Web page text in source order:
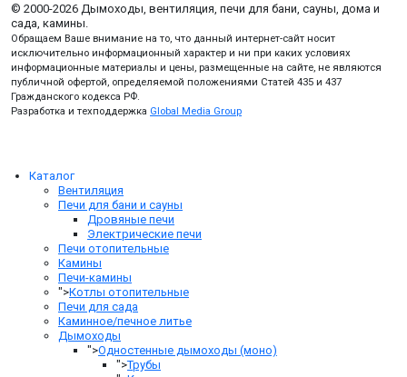
© 2000-2026 Дымоходы, вентиляция, печи для бани, сауны, дома и
сада, камины.
Обращаем Ваше внимание на то, что данный интернет-сайт носит
исключительно информационный характер и ни при каких условиях
информационные материалы и цены, размещенные на сайте, не являются
публичной офертой, определяемой положениями Статей 435 и 437
Гражданского кодекса РФ.
Разработка и техподдержка Global Media Group
Каталог
Вентиляция
Печи для бани и сауны
Дровяные печи
Электрические печи
Печи отопительные
Камины
Печи-камины
">Котлы отопительные
Печи для сада
Каминное/печное литье
Дымоходы
">Одностенные дымоходы (моно)
">Трубы